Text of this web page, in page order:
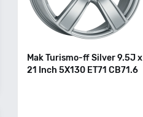
Mak Turismo-ff Silver 9.5J x
21 Inch 5X130 ET71 CB71.6